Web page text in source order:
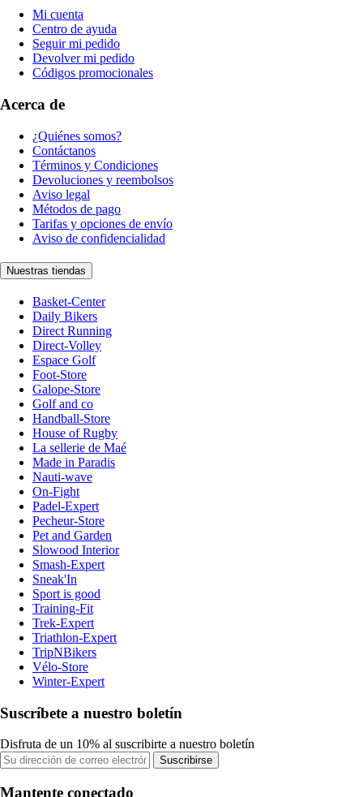
Mi cuenta
Centro de ayuda
Seguir mi pedido
Devolver mi pedido
Códigos promocionales
Acerca de
¿Quiénes somos?
Contáctanos
Términos y Condiciones
Devoluciones y reembolsos
Aviso legal
Métodos de pago
Tarifas y opciones de envío
Aviso de confidencialidad
Nuestras tiendas
Basket-Center
Daily Bikers
Direct Running
Direct-Volley
Espace Golf
Foot-Store
Galope-Store
Golf and co
Handball-Store
House of Rugby
La sellerie de Maé
Made in Paradis
Nauti-wave
On-Fight
Padel-Expert
Pecheur-Store
Pet and Garden
Slowood Interior
Smash-Expert
Sneak'In
Sport is good
Training-Fit
Trek-Expert
Triathlon-Expert
TripNBikers
Vélo-Store
Winter-Expert
Suscríbete a nuestro boletín
Disfruta de un 10% al suscribirte a nuestro boletín
Suscribirse
Mantente conectado